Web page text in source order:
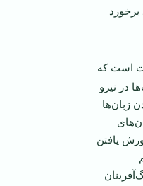
برخورد
است كه
در نیرو
زبان‌ها
یافتن